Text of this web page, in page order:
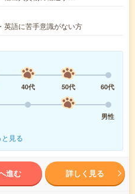
英語に苦手意識がない方
40代 50代
60代
男性
と見る
進む 詳しく見る